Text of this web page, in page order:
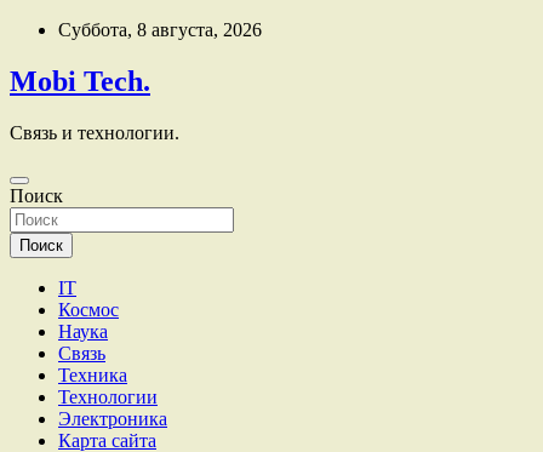
Перейти
содержимому
Суббота, 8 августа, 2026
Mobi Tech.
Связь и технологии.
Поиск
Поиск
IT
Космос
Наука
Связь
Техника
Технологии
Электроника
Карта сайта